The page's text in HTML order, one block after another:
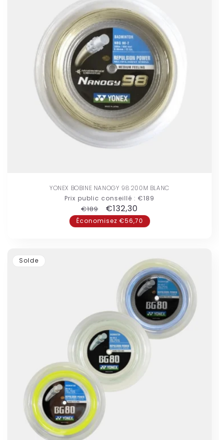
YONEX BOBINE NANOGY 98 200M BLANC
Prix public conseillé : €189
Prix
habituel
€189
Prix
promotionnel
€132,30
Économisez €56,70
Solde